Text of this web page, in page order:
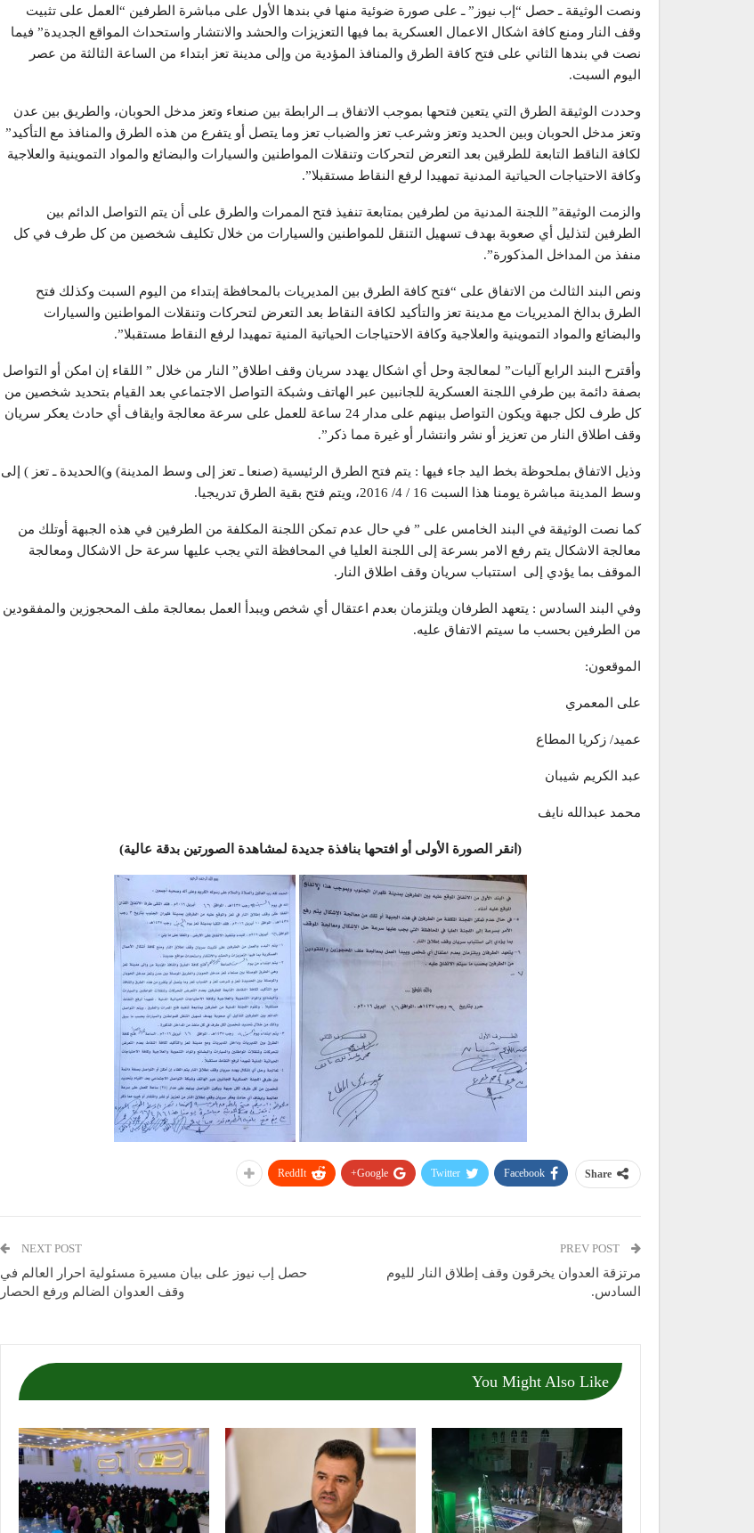
ونصت الوثيقة ـ حصل “إب نيوز” ـ على صورة ضوئية منها في بندها الأول على مباشرة الطرفين “العمل على تثبيت
وقف النار ومنع كافة اشكال الاعمال العسكرية بما فيها التعزيزات والحشد والانتشار واستحداث المواقع الجديدة” فيما
نصت في بندها الثاني على فتح كافة الطرق والمنافذ المؤدية من وإلى مدينة تعز ابتداء من الساعة الثالثة من عصر
اليوم السبت.
وحددت الوثيقة الطرق التي يتعين فتحها بموجب الاتفاق بــ الرابطة بين صنعاء وتعز مدخل الحوبان، والطريق بين عدن
وتعز مدخل الحوبان وبين الحديد وتعز وشرعب تعز والضباب تعز وما يتصل أو يتفرع من هذه الطرق والمنافذ مع التأكيد”
لكافة الناقط التابعة للطرقين بعد التعرض لتحركات وتنقلات المواطنين والسيارات والبضائع والمواد التموينية والعلاجية
وكافة الاحتياجات الحياتية المدنية تمهيدا لرفع النقاط مستقبلا”.
والزمت الوثيقة” اللجنة المدنية من لطرفين بمتابعة تنفيذ فتح الممرات والطرق على أن يتم التواصل الدائم بين
الطرفين لتذليل أي صعوبة بهدف تسهيل التنقل للمواطنين والسيارات من خلال تكليف شخصين من كل طرف في كل
منفذ من المداخل المذكورة”.
ونص البند الثالث من الاتفاق على “فتح كافة الطرق بين المديريات بالمحافظة إبتداء من اليوم السبت وكذلك فتح
الطرق بدالخ المديريات مع مدينة تعز والتأكيد لكافة النقاط بعد التعرض لتحركات وتنقلات المواطنين والسيارات
والبضائع والمواد التموينية والعلاجية وكافة الاحتياجات الحياتية المنية تمهيدا لرفع النقاط مستقبلا”.
وأقترح البند الرابع آليات” لمعالجة وحل أي اشكال يهدد سريان وقف اطلاق” النار من خلال ” اللقاء إن امكن أو التواصل
بصفة دائمة بين طرفي اللجنة العسكرية للجانبين عبر الهاتف وشبكة التواصل الاجتماعي بعد القيام بتحديد شخصين من
كل طرف لكل جبهة ويكون التواصل بينهم على مدار 24 ساعة للعمل على سرعة معالجة وايقاف أي حادث يعكر سريان
وقف اطلاق النار من تعزيز أو نشر وانتشار أو غيرة مما ذكر”.
وذيل الاتفاق بملحوظة بخط اليد جاء فيها : يتم فتح الطرق الرئيسية (صنعا ـ تعز إلى وسط المدينة) و)الحديدة ـ تعز ) إلى
وسط المدينة مباشرة يومنا هذا السبت 16 / 4/ 2016، ويتم فتح بقية الطرق تدريجيا.
كما نصت الوثيقة في البند الخامس على ” في حال عدم تمكن اللجنة المكلفة من الطرفين في هذه الجبهة أوتلك من
معالجة الاشكال يتم رفع الامر بسرعة إلى اللجنة العليا في المحافظة التي يجب عليها سرعة حل الاشكال ومعالجة
الموقف بما يؤدي إلى استتباب سريان وقف اطلاق النار.
وفي البند السادس : يتعهد الطرفان ويلتزمان بعدم اعتقال أي شخص ويبدأ العمل بمعالجة ملف المحجوزين والمفقودين
من الطرفين بحسب ما سيتم الاتفاق عليه.
الموقعون:
على المعمري
عميد/ زكريا المطاع
عبد الكريم شيبان
محمد عبدالله نايف
(انقر الصورة الأولى أو افتحها بنافذة جديدة لمشاهدة الصورتين بدقة عالية)
Share
Facebook
Twitter
Google+
ReddIt
مرتزقة العدوان يخرقون وقف إطلاق النار لليوم
السادس.
NEXT POST
حصل إب نيوز على بيان مسيرة مسئولية احرار العالم في
وقف العدوان الضالم ورفع الحصار
You Might Also Like